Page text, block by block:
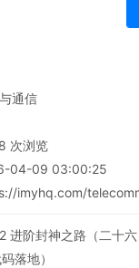
通信
次浏览
04-09 03:00:25
imyhq.com/
进阶封神之路（二十
落地）